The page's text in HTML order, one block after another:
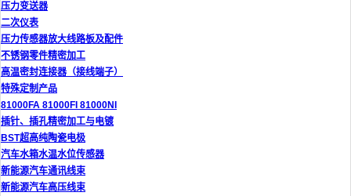
压力变送器
二次仪表
压力传感器放大线路板及配件
不锈钢零件精密加工
高温密封连接器（接线端子）
特殊定制产品
81000FA 81000FI 81000NI
插针、插孔精密加工与电镀
BST超高纯陶瓷电极
汽车水箱水温水位传感器
新能源汽车通讯线束
新能源汽车高压线束